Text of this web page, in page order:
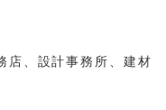
店、設計事務所、建材